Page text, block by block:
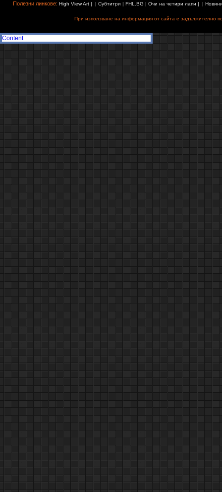
Полезни линкове: High View Art| | Субтитри | FHL.BG | Очи на четири лапи | |
При използване на информация от сайта е задължително
Content